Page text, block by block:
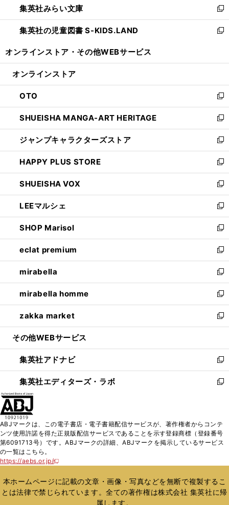
く
で
開
く
ド
ウ
で
ィ
ン
ド
開
集英社みらい文庫
新
し
い
ン
ウ
で
開
く
集英社の児童図書 S-KIDS.LAND
新
ウ
ン
ド
ウ
で
開
く
オンラインストア・ その他WEBサービス
オンラインストア
OTO
新
し
い
ウ
ィ
ン
ド
ウ
で
開
く
SHUEISHA MANGA-ART HERITAGE
新
し
い
ウ
ィ
ン
ド
ウ
で
開
く
ジャンプキャラクターズストア
新
し
い
ウ
ィ
ン
ド
ウ
で
開
く
HAPPY PLUS STORE
新
し
い
ウ
ィ
ン
ド
ウ
で
開
く
SHUEISHA VOX
新
し
い
ウ
ィ
ン
ド
ウ
で
開
く
LEEマルシェ
新
し
い
ウ
ィ
ン
ド
ウ
で
開
く
SHOP Marisol
新
し
い
ウ
ィ
ン
ド
ウ
で
開
eclat premium
新
し
い
ウ
ィ
ン
ド
ウ
開
く
mirabella
新
し
い
ウ
ィ
ン
ウ
で
開
く
mirabella homme
新
し
い
ウ
ン
ド
ウ
で
zakka market
新
し
ウ
ィ
ン
ド
く
その他WEBサービス
集英社アドナビ
新
し
い
ド
ウ
で
集英社エディターズ・ラボ
新
ィ
ン
ド
開
く
ABJマークは、この電子書店・電子書籍配信サービスが、著作権者からコンテ
ンツ使用許諾を得た正規版配信サービスであることを示す登録商標（登録番号
第6091713号）です。ABJマークの詳細、ABJマークを掲示しているサービス
の一覧はこちら。
https://aebs.or.jp/
新
い
ウ
ィ
本ホームページに記載の文章・画像・写真などを無断で複製するこ
とは法律で禁じられています。全ての著作権は株式会社 集英社に帰
属します。